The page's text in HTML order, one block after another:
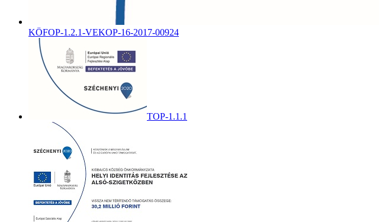
KÖFOP-1.2.1-VEKOP-16-2017-00924
TOP-1.1.1